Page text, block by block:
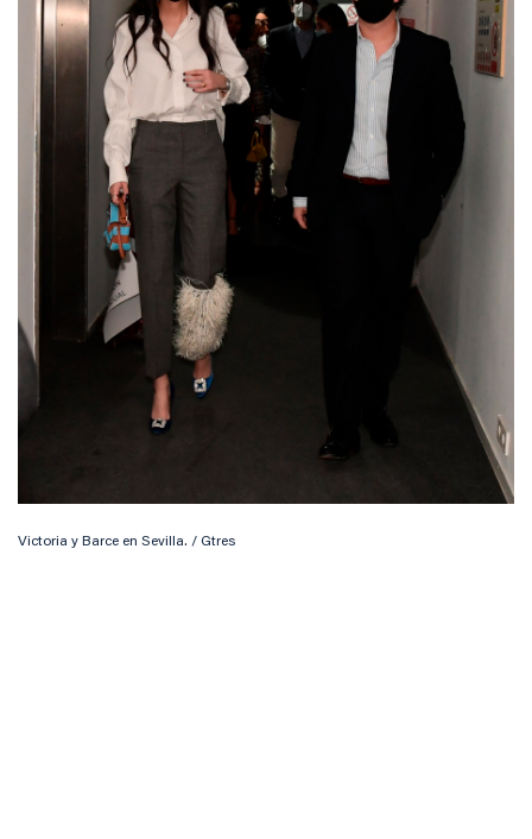
Victoria y Barce en Sevilla. / Gtres